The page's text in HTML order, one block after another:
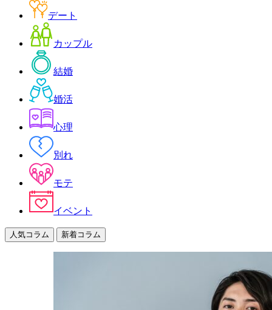
デート
カップル
結婚
婚活
心理
別れ
モテ
イベント
人気コラム 新着コラム